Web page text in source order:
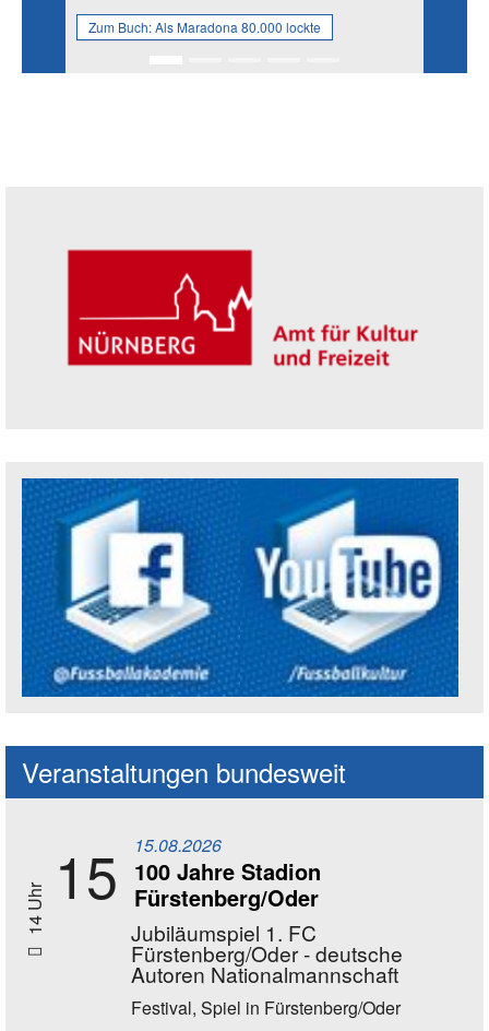
Zum Buch:Als Maradona 80.000 lockte
Social Media Kanäle der Akademie
Veranstaltungen bundesweit
14 Uhr 15 15.08.2026
100 Jahre Stadion
Fürstenberg/Oder
Jubiläumspiel 1. FC
Fürstenberg/Oder - deutsche
Autoren Nationalmannschaft
Festival, Spiel in Fürstenberg/Oder